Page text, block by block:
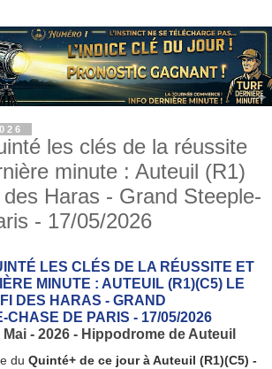
les clés de la réussite
minute : Auteuil (R1)
Haras - Grand Steeple-
- 17/05/2026
LES CLÉS DE LA RÉUSSITE ET
MINUTE : AUTEUIL (R1)(C5) LE
DES HARAS - GRAND
CHASE DE PARIS - 17/05/2026
- 2026 - Hippodrome de Auteuil
du Quinté+ de ce jour à Auteuil (R1)(C5) -